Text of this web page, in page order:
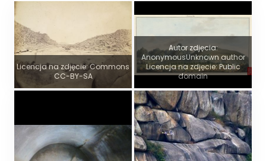
Licencja na zdjęcie: Commons
CC-BY-SA
Autor zdjęcia:
AnonymousUnknown author
Licencja na zdjęcie: Public
domain